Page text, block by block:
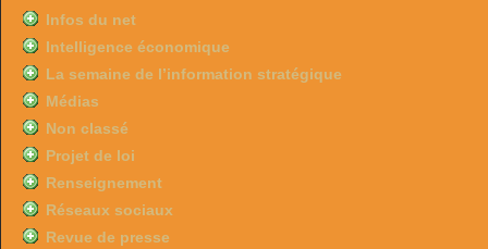
Infos du net
Intelligence économique
La semaine de l’information stratégique
Médias
Non classé
Projet de loi
Renseignement
Réseaux sociaux
Revue de presse